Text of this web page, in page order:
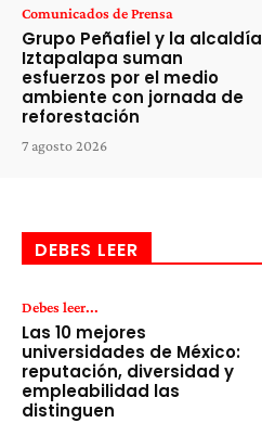
Comunicados de Prensa
Grupo Peñafiel y la alcaldía
Iztapalapa suman
esfuerzos por el medio
ambiente con jornada de
reforestación
7 agosto 2026
DEBES LEER
Debes leer...
Las 10 mejores
universidades de México:
reputación, diversidad y
empleabilidad las
distinguen